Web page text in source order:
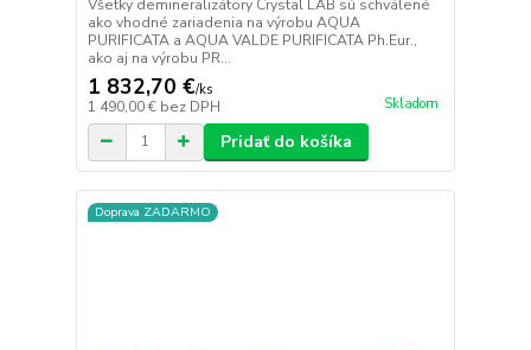
Všetky demineralizátory Crystal LAB sú schválené
ako vhodné zariadenia na výrobu AQUA
PURIFICATA a AQUA VALDE PURIFICATA Ph.Eur.,
ako aj na výrobu PR...
1 832,70 €/ks
1 490,00 € bez DPH Skladom
Pridať do košíka
Doprava ZADARMO